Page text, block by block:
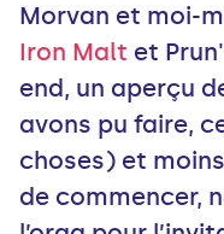
Morvan et moi-
Iron Malt et
end, un aperçu
avons pu faire,
choses) et
de commencer,